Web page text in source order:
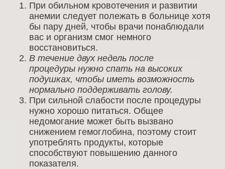
При обильном кровотечения и развитии
анемии следует полежать в больнице хотя
бы пару дней, чтобы врачи понаблюдали
вас и организм смог немного
восстановиться.
В течение двух недель после
процедуры нужно спать на высоких
подушках, чтобы иметь возможность
нормально поддерживать голову.
При сильной слабости после процедуры
нужно хорошо питаться. Общее
недомогание может быть вызвано
снижением гемоглобина, поэтому стоит
употреблять продукты, которые
способствуют повышению данного
показателя.